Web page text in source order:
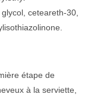
ceteareth-30,
étape de
à la serviette,